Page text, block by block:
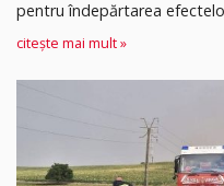
pentru îndepărtarea
citește mai mult »